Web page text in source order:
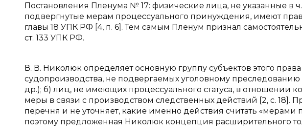
Постановления Пленума № 17: физические лица, не указанные в
подвергнутые мерам процессуального принуждения, имеют
главы 18 УПК РФ [4, п. 6]. Тем самым Пленум признал
ст. 133 УПК РФ.
В. В. Николюк определяет основную группу субъектов этого права
судопроизводства, не подвергаемых уголовному
др.); б) лиц, не имеющих процессуального статуса, в отношении
меры в связи с производством следственных действий [2, с. 18].
перечня и не уточняет, какие именно действия считать
поэтому предложенная Николюк концепция расширительного